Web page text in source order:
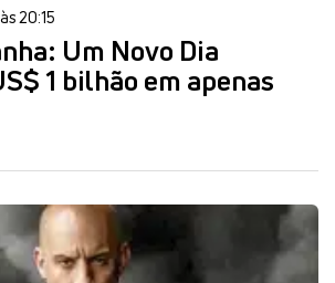
20:15
Um Novo Dia
1 bilhão em apenas